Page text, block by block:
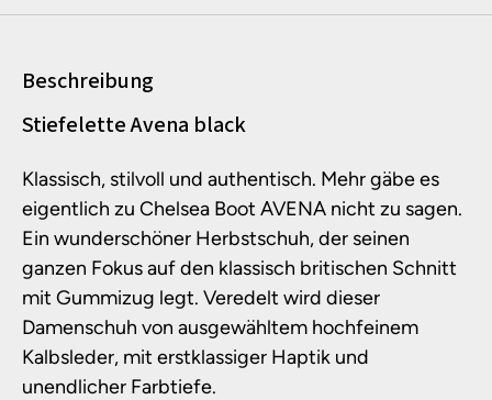
Beschreibung
Produktinformationen
Stiefelette Avena black
Klassisch, stilvoll und authentisch. Mehr gäbe es
eigentlich zu Chelsea Boot AVENA nicht zu sagen.
Ein wunderschöner Herbstschuh, der seinen
ganzen Fokus auf den klassisch britischen Schnitt
mit Gummizug legt. Veredelt wird dieser
Damenschuh von ausgewähltem hochfeinem
Kalbsleder, mit erstklassiger Haptik und
unendlicher Farbtiefe.